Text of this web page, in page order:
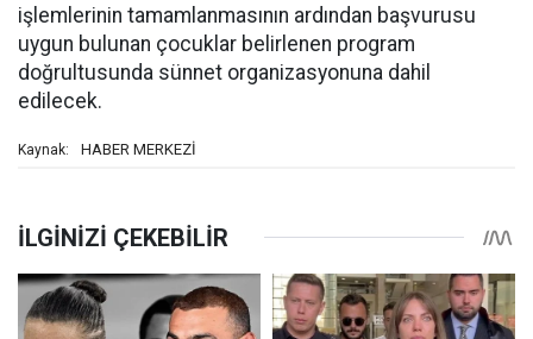
işlemlerinin tamamlanmasının ardından başvurusu
uygun bulunan çocuklar belirlenen program
doğrultusunda sünnet organizasyonuna dahil
edilecek.
Kaynak: HABER MERKEZİ